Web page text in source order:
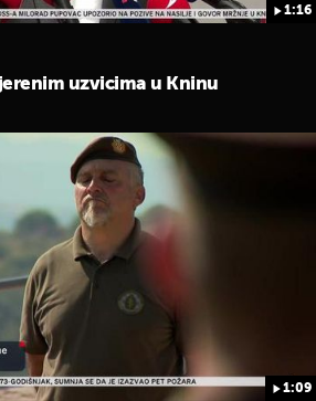
1:16
uzvicima u Kninu
1:09